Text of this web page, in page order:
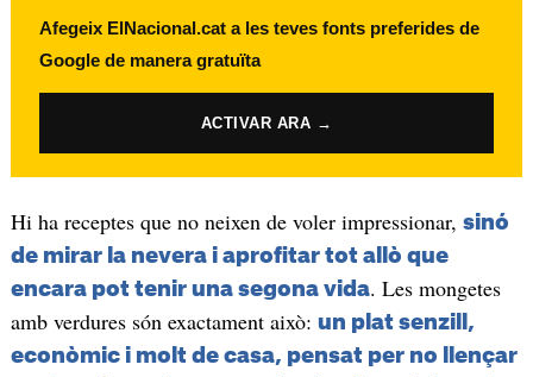
Afegeix ElNacional.cat a les teves fonts preferides de
Google de manera gratuïta
ACTIVAR ARA →
Hi ha receptes que no neixen de voler impressionar, sinó
de mirar la nevera i aprofitar tot allò que
encara pot tenir una segona vida. Les mongetes
amb verdures són exactament això: un plat senzill,
econòmic i molt de casa, pensat per no llençar